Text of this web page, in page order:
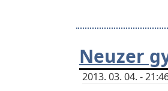
Neuzer
2013. 03. 04. -